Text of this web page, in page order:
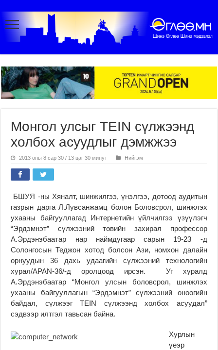
Монгол улсыг TEIN сүлжээнд
холбох асуудлыг дэмжжээ
2013 оны 8 сар 30 / 13 цаг 30 минут Нийгэм
БШУЯ -ны Хяналт, шинжилгээ, үнэлгээ, дотоод аудитын
газрын дарга Л.Лувсанжамц болон Боловсрол, шинжлэх
ухааны байгууллагад Интернетийн үйлчилгээ үзүүлэгч
“Эрдэмнэт” сүлжээний төвийн захирал профессор
А.Эрдэнэбаатар нар наймдугаар сарын 19-23 -д
Солонгосын Теджон хотод болсон Ази, номхон далайн
орнуудын 36 дахь удаагийн сүлжээний технологийн
хурал/APAN-36/-д оролцоод ирсэн. Уг хуралд
А.Эрдэнэбаатар “Монгол улсын боловсрол, шинжлэх
ухааны байгууллагын “Эрдэмнэт” сүлжээний өнөөгийн
байдал, сүлжээг TEIN сүлжээнд холбох асуудал”
сэдвээр илтгэл тавьсан байна.
Хурлын
үеэр